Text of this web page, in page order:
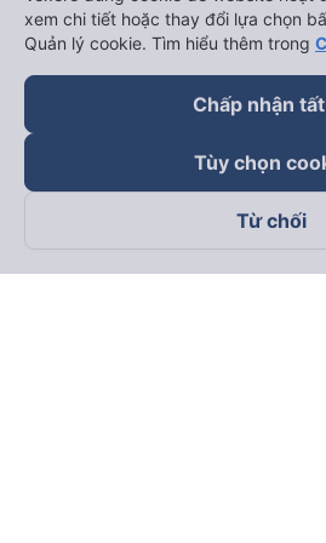
Theo dõi chúng tôi trên
xem chi tiết hoặc thay đổi lựa chọn
Quản lý cookie. Tìm hiểu thêm trong
Chấp nhận
Tùy chọn
Từ chối